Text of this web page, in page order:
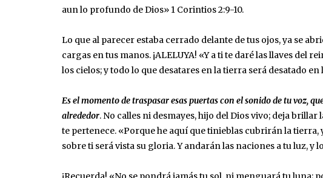
aun lo profundo de Dios» 1 Corintios‬ ‭2:9-10‬.
Lo que al parecer estaba cerrado delante de tus ojos, ya se
cargas en tus manos. ¡ALELUYA! «Y a ti te daré las llaves del
los cielos; y todo lo que desatares en la tierra será desatado en
Es el momento de traspasar esas puertas con el sonido de tu voz,
alrededor. No calles ni desmayes, hijo del Dios vivo; deja
te pertenece. «Porque he aquí que tinieblas cubrirán la tierra,
sobre ti será vista su gloria. Y andarán las naciones a tu luz, y